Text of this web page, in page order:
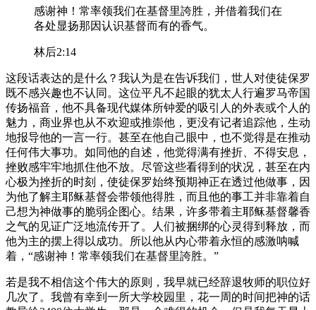
感谢神！常率领我们在基督里誇胜，并借着我们在
各处显扬那因认识基督而有的香气。
林后2:14
这段话表达的是什么？我认为是在告诉我们，世人对使徒保罗
既不感兴趣也不认同。这位平凡不起眼的犹太人行遍罗马帝国
传扬福音，他不具备现代媒体所钟爱的吸引人的外表或个人的
魅力，商业界也从不欢迎或推崇他，更没有记者追踪他，生动
地报导他的一言一行。甚至在他自己眼中，也不觉得是在推动
任何伟大事功。如同他的自述，他觉得满有挫折、不得安息，
挫败感牢牢地抓住他不放。尽管这些看得到的状况，甚至在内
心极为挫折的时刻，使徒保罗始终预期神正在透过他做事，因
为他了解主耶稣基督会带领他得胜，而且他的事工并非靠着自
己想为神做事的脆弱企图心。结果，许多带着主耶稣基督馨香
之气的见证广泛地流传开了。人们被捆绑的心灵得到释放，而
他为主的摆上得以成功。所以他从内心带着永恒的感激呐喊
着，“感谢神！常率领我们在基督里誇胜。”
若是我不相信这个伟大的原则，我早就已经辞退牧师的职位好
几次了。我曾有幸到一所大学校园里，花一周的时间把神的话